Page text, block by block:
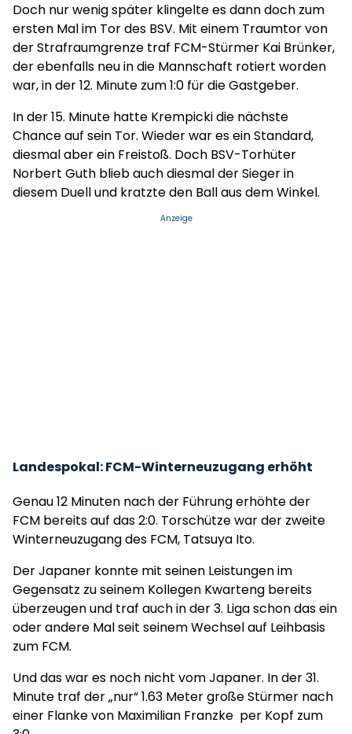
Doch nur wenig später klingelte es dann doch zum
ersten Mal im Tor des BSV. Mit einem Traumtor von
der Strafraumgrenze traf FCM-Stürmer Kai Brünker,
der ebenfalls neu in die Mannschaft rotiert worden
war, in der 12. Minute zum 1:0 für die Gastgeber.
In der 15. Minute hatte Krempicki die nächste
Chance auf sein Tor. Wieder war es ein Standard,
diesmal aber ein Freistoß. Doch BSV-Torhüter
Norbert Guth blieb auch diesmal der Sieger in
diesem Duell und kratzte den Ball aus dem Winkel.
Anzeige
Landespokal: FCM-Winterneuzugang erhöht
Genau 12 Minuten nach der Führung erhöhte der
FCM bereits auf das 2:0. Torschütze war der zweite
Winterneuzugang des FCM, Tatsuya Ito.
Der Japaner konnte mit seinen Leistungen im
Gegensatz zu seinem Kollegen Kwarteng bereits
überzeugen und traf auch in der 3. Liga schon das ein
oder andere Mal seit seinem Wechsel auf Leihbasis
zum FCM.
Und das war es noch nicht vom Japaner. In der 31.
Minute traf der „nur“ 1.63 Meter große Stürmer nach
einer Flanke von Maximilian Franzke per Kopf zum